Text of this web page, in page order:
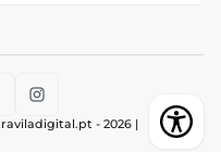
- 2026 |